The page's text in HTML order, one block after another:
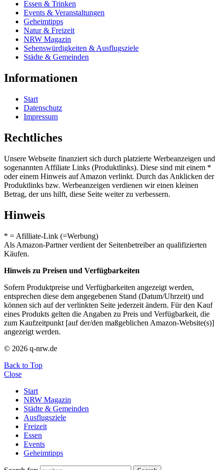
Essen & Trinken
Events & Veranstaltungen
Geheimtipps
Natur & Freizeit
NRW Magazin
Sehenswürdigkeiten & Ausflugsziele
Städte & Gemeinden
Informationen
Start
Datenschutz
Impressum
Rechtliches
Unsere Webseite finanziert sich durch platzierte Werbeanzeigen und
sogenannten Affiliate Links (Produktlinks). Diese sind mit einem *
oder einem Hinweis auf Amazon verlinkt. Durch das Anklicken der
Produktlinks bzw. Werbeanzeigen verdienen wir einen kleinen
Betrag, der uns hilft, diese Seite weiter zu verbessern.
Hinweis
* = Afilliate-Link (=Werbung)
Als Amazon-Partner verdient der Seitenbetreiber an qualifizierten
Käufen.
Hinweis zu Preisen und Verfügbarkeiten
Sofern Produktpreise und Verfügbarkeiten angezeigt werden,
entsprechen diese dem angegebenen Stand (Datum/Uhrzeit) und
können sich auf der verlinkten Seite jederzeit ändern. Für den Kauf
eines Produkts gelten die Angaben zu Preis und Verfügbarkeit, die
zum Kaufzeitpunkt [auf der/den maßgeblichen Amazon-Website(s)]
angezeigt werden.
© 2026 q-nrw.de
Back to Top
Close
Start
NRW Magazin
Städte & Gemeinden
Ausflugsziele
Freizeit
Essen
Events
Geheimtipps